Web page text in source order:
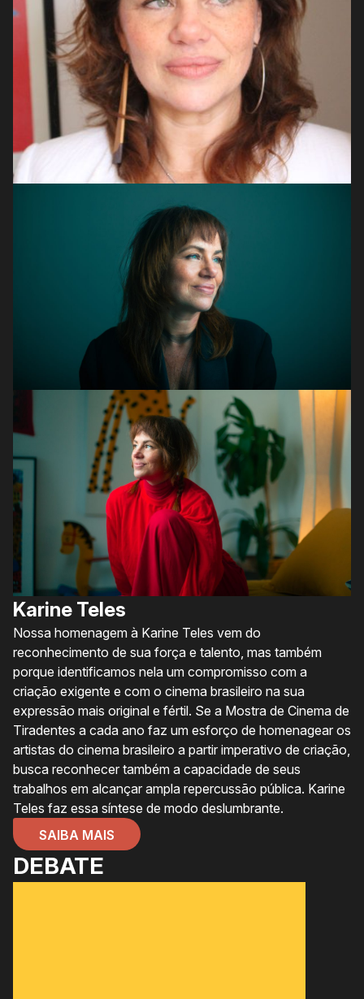
Karine Teles
Nossa homenagem à Karine Teles vem do
reconhecimento de sua força e talento, mas também
porque identificamos nela um compromisso com a
criação exigente e com o cinema brasileiro na sua
expressão mais original e fértil. Se a Mostra de Cinema de
Tiradentes a cada ano faz um esforço de homenagear os
artistas do cinema brasileiro a partir imperativo de criação,
busca reconhecer também a capacidade de seus
trabalhos em alcançar ampla repercussão pública. Karine
Teles faz essa síntese de modo deslumbrante.
SAIBA MAIS
DEBATE